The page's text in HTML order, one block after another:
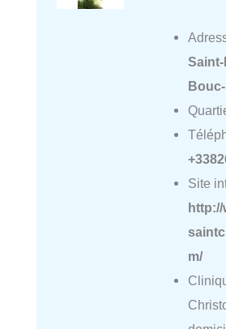
Saint-
Site
http://
m/